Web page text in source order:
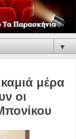
▼
μέρα
οι